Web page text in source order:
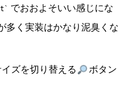
でおおよそいい感じにな
多く実装はかなり泥臭くな
ズを切り替える
ボタン